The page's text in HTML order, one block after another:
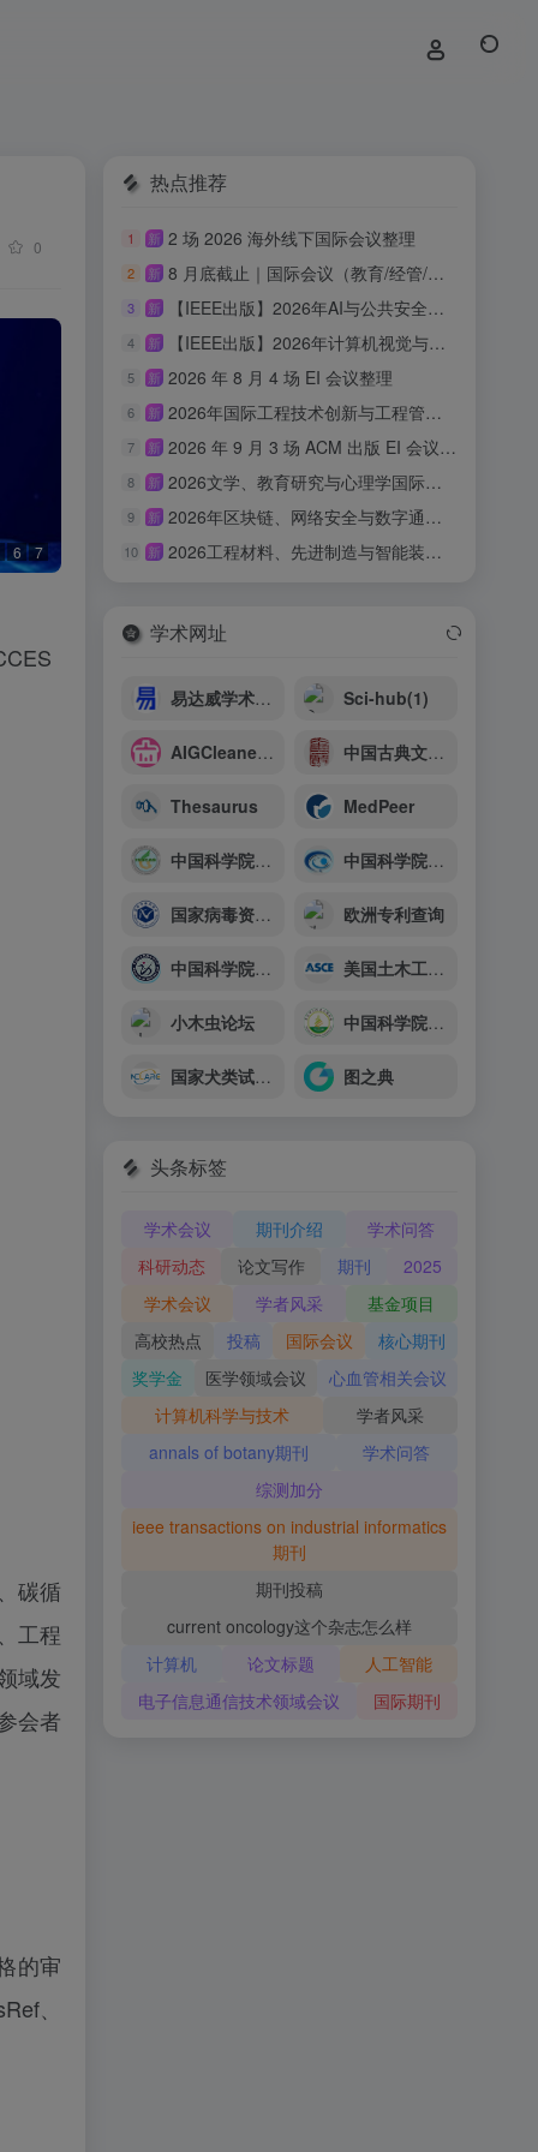
0
6 7
碳循
工程
域发
会者
的审
、
热点推荐
1 新 2 场 2026 海外线下国际会议整理
2 新 8 月底截止｜国际会议（教育/经管/心理/传媒/人文适用）
3 新 【IEEE出版】2026年AI与公共安全国际学术会议
4 新 【IEEE出版】2026年计算机视觉与具身智能国际学术会议
5 新 2026 年 8 月 4 场 EI 会议整理
6 新 2026年国际工程技术创新与工程管理研讨会 （ISETIM 2026）
7 新 2026 年 9 月 3 场 ACM 出版 EI 会议汇总
8 新 2026文学、教育研究与心理学国际会议(ICLERP 2026)
9 新 2026年区块链、网络安全与数字通信国际会议（ICBCBC 2026）
10 新 2026工程材料、先进制造与智能装备国际会议（ICEMAMIE 2026）
学术网址
易达威学术出版社-学术期刊 Sci-hub(1)
AIGCleaner AIGC清理大师官网 中国古典文献资源导航系统
Thesaurus MedPeer
中国科学院南京土壤研究所 中国科学院国家天文台长春人造卫星观测站
国家病毒资源库 欧洲专利查询
中国科学院动物研究所 美国土木工程师学会（ASCE）
小木虫论坛 中国科学院武汉植物园
国家犬类试验动物资源库 图之典
头条标签
学术会议 期刊介绍
学术问答
科研动态
论文写作 期刊
2025
学术会议
学者风采
基金项目
高校热点
投稿 国际会议
核心期刊
奖学金
医学领域会议
心血管相关会议
计算机科学与技术
学者风采
annals of botany期刊
学术问答
综测加分
ieee transactions on industrial informatics
期刊
期刊投稿
current oncology这个杂志怎么样
计算机
论文标题
人工智能
电子信息通信技术领域会议
国际期刊